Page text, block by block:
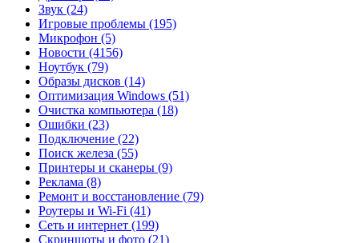
Звук (24)
Игровые проблемы (195)
Микрофон (5)
Новости (4156)
Ноутбук (79)
Образы дисков (14)
Оптимизация Windows (51)
Очистка компьютера (18)
Ошибки (23)
Подключение (22)
Поиск железа (55)
Принтеры и сканеры (9)
Реклама (8)
Ремонт и восстановление (79)
Роутеры и Wi-Fi (41)
Сеть и интернет (199)
Скриншоты и фото (21)